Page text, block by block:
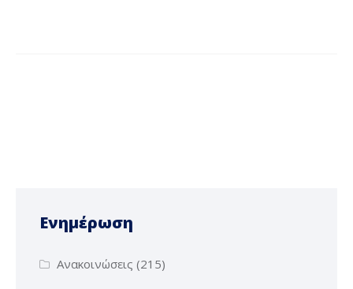
Ενημέρωση
Ανακοινώσεις (215)